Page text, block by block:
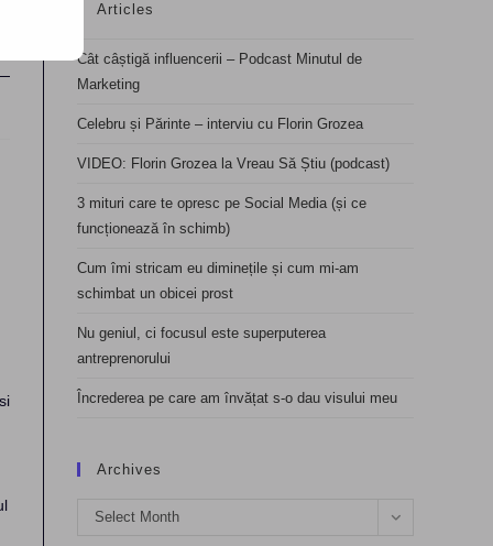
Articles
Cât câștigă influencerii – Podcast Minutul de
Marketing
Celebru și Părinte – interviu cu Florin Grozea
VIDEO: Florin Grozea la Vreau Să Știu (podcast)
3 mituri care te opresc pe Social Media (și ce
funcționează în schimb)
Cum îmi stricam eu diminețile și cum mi-am
schimbat un obicei prost
Nu geniul, ci focusul este superputerea
antreprenorului
Încrederea pe care am învățat s-o dau visului meu
Archives
Archives
Select Month